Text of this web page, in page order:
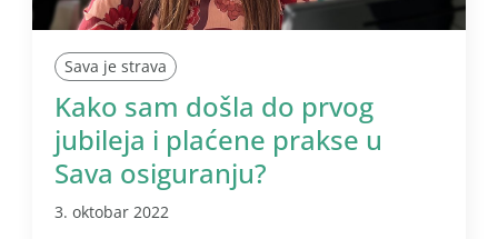
Sava je strava
Kako sam došla do prvog
jubileja i plaćene prakse u
Sava osiguranju?
3. oktobar 2022